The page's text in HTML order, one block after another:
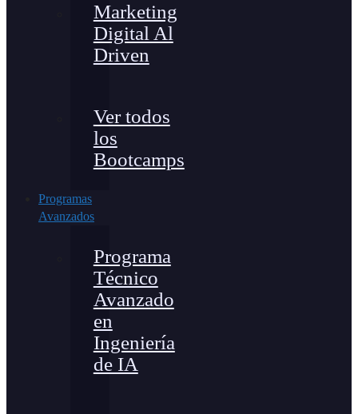
Marketing
Digital Al
Driven
Ver todos
los
Bootcamps
Programas
Avanzados
Programa
Técnico
Avanzado
en
Ingeniería
de IA